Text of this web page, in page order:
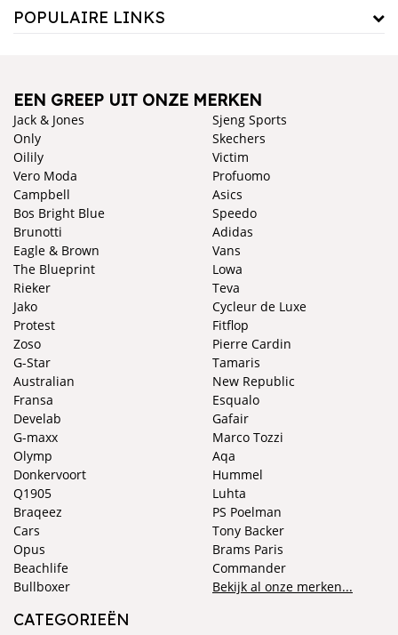
POPULAIRE LINKS
EEN GREEP UIT ONZE MERKEN
Jack & Jones
Only
Oilily
Vero Moda
Campbell
Bos Bright Blue
Brunotti
Eagle & Brown
The Blueprint
Rieker
Jako
Protest
Zoso
Sjeng Sports
Skechers
Victim
Profuomo
Asics
Speedo
Adidas
Vans
Lowa
Teva
Cycleur de Luxe
Fitflop
Pierre Cardin
G-Star
Australian
Fransa
Develab
G-maxx
Olymp
Donkervoort
Q1905
Braqeez
Cars
Opus
Beachlife
Bullboxer
Tamaris
New Republic
Esqualo
Gafair
Marco Tozzi
Aqa
Hummel
Luhta
PS Poelman
Tony Backer
Brams Paris
Commander
Bekijk al onze merken...
CATEGORIEËN